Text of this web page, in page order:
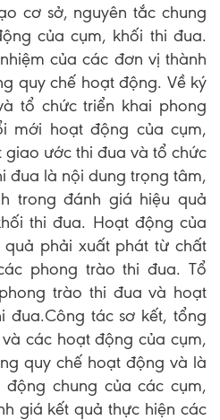
cơ sở, nguyên tắc chung
của cụm, khối thi đua.
của các đơn vị thành
quy chế hoạt động. Về ký
tổ chức triển khai phong
mới hoạt động của cụm,
giao ước thi đua và tổ chức
đua là nội dung trọng tâm,
trong đánh giá hiệu quả
thi đua. Hoạt động của
phải xuất phát từ chất
phong trào thi đua. Tổ
trào thi đua và hoạt
đua.Công tác sơ kết, tổng
các hoạt động của cụm,
quy chế hoạt động và là
chung của các cụm,
giá kết quả thực hiện các